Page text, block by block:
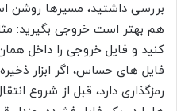
بررسی داشتید، مسیرها روشن
کنید و فایل خروجی را داخل
فایل های حساس، اگر ابزار
رمزگذاری دارد، قبل از شروع